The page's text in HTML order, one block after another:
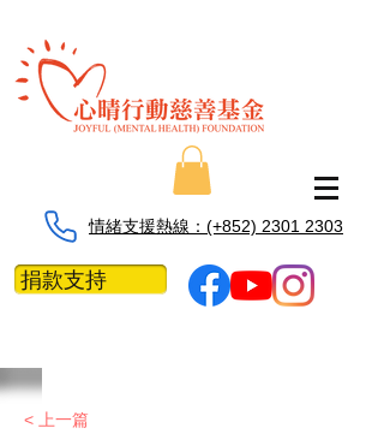
情緒支援熱線：​​(+852) 2301 2303
捐款支持
< 上一篇